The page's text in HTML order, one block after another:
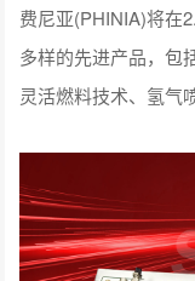
费尼亚(PHINIA)将在
多样的先进产品，包
灵活燃料技术、氢气